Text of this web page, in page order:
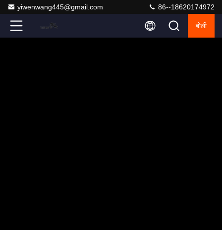
yiwenwang445@gmail.com 86--18620174972
बोली